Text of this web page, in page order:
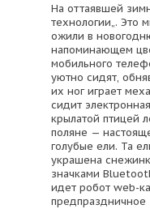
На оттаявшей
технологии„. Это
ожили в
напоминающем
мобильного
уютно сидят,
их ног играет
сидит
крылатой птицей
поляне —
голубые ели. Та
украшена
значками
идет робот web-
предпраздничное